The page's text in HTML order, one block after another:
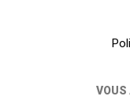
VOUS